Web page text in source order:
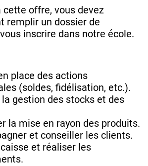
cette offre, vous devez
remplir un dossier de
inscrire dans notre école.
place des actions
(soldes, fidélisation, etc.).
gestion des stocks et des
la mise en rayon des produits.
et conseiller les clients.
et réaliser les